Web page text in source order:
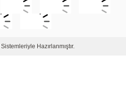
Sistemleriyle Hazırlanmıştır.